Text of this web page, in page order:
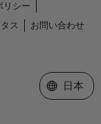
リシー
ス
お問い合わせ
Web サイ
日本